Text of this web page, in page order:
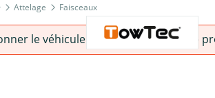
Attelage Faisceaux
le véhicule pour s'assurer que le